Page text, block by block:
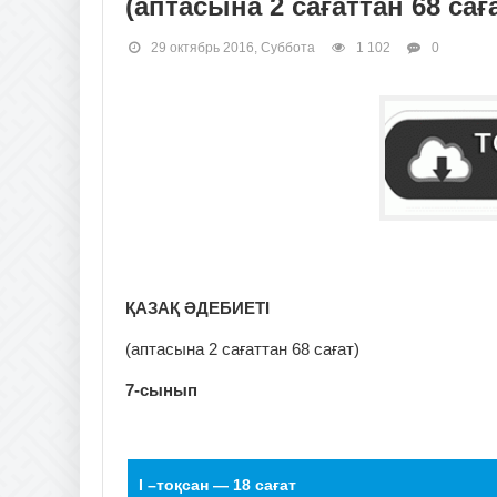
29 октябрь 2016, Суббота 1 102 0
ҚАЗАҚ ӘДЕБИЕТІ
(аптасына 2 сағаттан 68 сағат)
7-сынып
I –тоқсан — 18 сағат